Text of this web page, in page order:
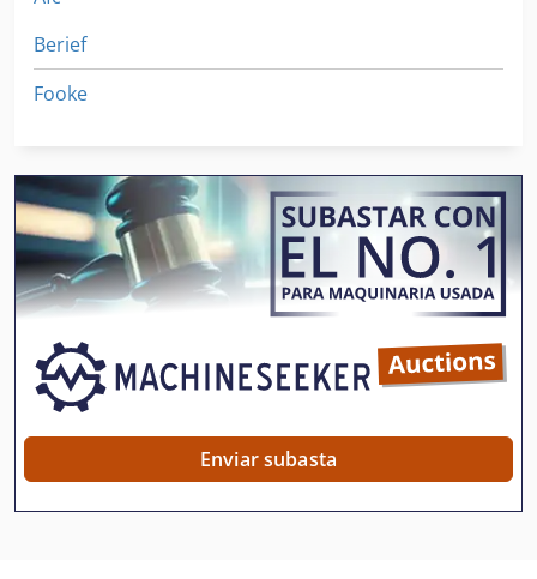
Berief
Fooke
Enviar subasta